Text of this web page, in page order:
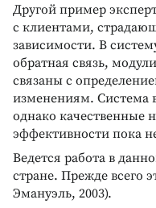
Другой пример
с клиентами,
зависимости. В
обратная связь,
связаны с
изменениям. Система
однако качественные
эффективности пока
Ведется работа в
стране. Прежде всего
Эмануэль, 2003).